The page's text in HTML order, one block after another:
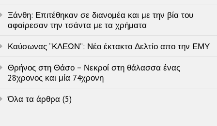
Ξάνθη: Επιτέθηκαν σε διανομέα και με την βία του
αφαίρεσαν την τσάντα με τα χρήματα
Καύσωνας “ΚΛΕΩΝ”: Νέο έκτακτο Δελτίο απο την ΕΜΥ
Θρήνος στη Θάσο – Νεκροί στη θάλασσα ένας
28χρονος και μία 74χρονη
Όλα τα άρθρα (5)